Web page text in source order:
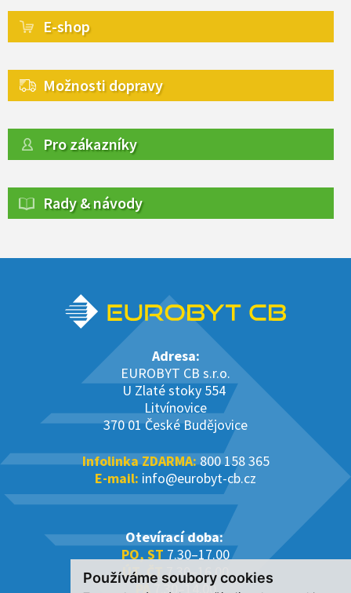
Používáme soubory cookies
E-shop
Možnosti dopravy
Pro zákazníky
Rady & návody
Adresa:
EUROBYT CB s.r.o.
U Zlaté stoky 554
Litvínovice
370 01 České Budějovice
Infolinka ZDARMA:800 158 365
E-mail: info@eurobyt-cb.cz
Otevírací doba:
PO, ST 7.30–17.00
ÚT, ČT7.30–16.00
PÁ7.30–14.00